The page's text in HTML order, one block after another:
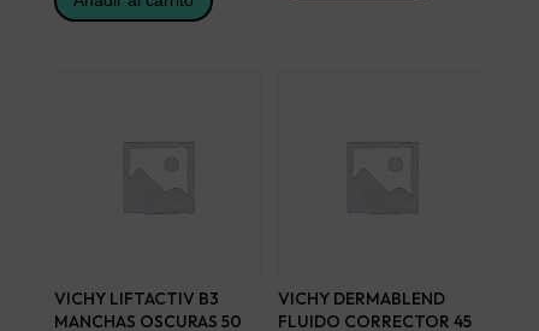
VICHY LIFTACTIV B3
MANCHAS OSCURAS 50
VICHY DERMABLEND
FLUIDO CORRECTOR 45